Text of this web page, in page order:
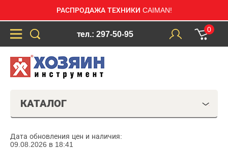
РАСПРОДАЖА ТЕХНИКИ CAIMAN!
тел.: 297-50-95
0
КАТАЛОГ
Дата обновления цен и наличия:
09.08.2026 в 18:41